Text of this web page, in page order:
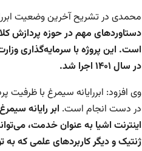
محمدی در تشریح آخرین وضعیت
دستاوردهای مهم در حوزه پردازش
است. این پروژه با سرمایه‌گذاری
در سال ۱۴۰۱ اجرا شد.
در دست انجام است. ابر رایانه
اینترنت اشیا به عنوان خدمت،
ژنتیک و دیگر کاربردهای علمی که به